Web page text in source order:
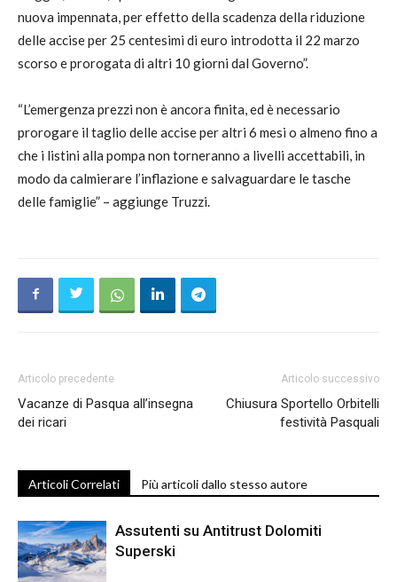
nuova impennata, per effetto della scadenza della riduzione
delle accise per 25 centesimi di euro introdotta il 22 marzo
scorso e prorogata di altri 10 giorni dal Governo”.
“L’emergenza prezzi non è ancora finita, ed è necessario
prorogare il taglio delle accise per altri 6 mesi o almeno fino a
che i listini alla pompa non torneranno a livelli accettabili, in
modo da calmierare l’inflazione e salvaguardare le tasche
delle famiglie” – aggiunge Truzzi.
Articolo precedente
Vacanze di Pasqua all’insegna
dei ricari
Articolo successivo
Chiusura Sportello Orbitelli
festività Pasquali
Articoli Correlati Più articoli dallo stesso autore
Assutenti su Antitrust Dolomiti
Superski